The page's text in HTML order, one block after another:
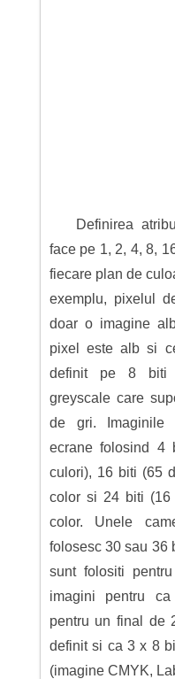
Definirea
face pe 1, 2, 4, 8,
fiecare plan de
exemplu, pixelul
doar o imagine
pixel este alb si
definit pe 8 biti
greyscale care
de gri. Imaginile
ecrane folosind 4
culori), 16 biti (65
color si 24 biti (16
color. Unele
folosesc 30 sau 36
sunt folositi
imagini pentru
pentru un final de
definit si ca 3 x 8
(imagine CMYK,